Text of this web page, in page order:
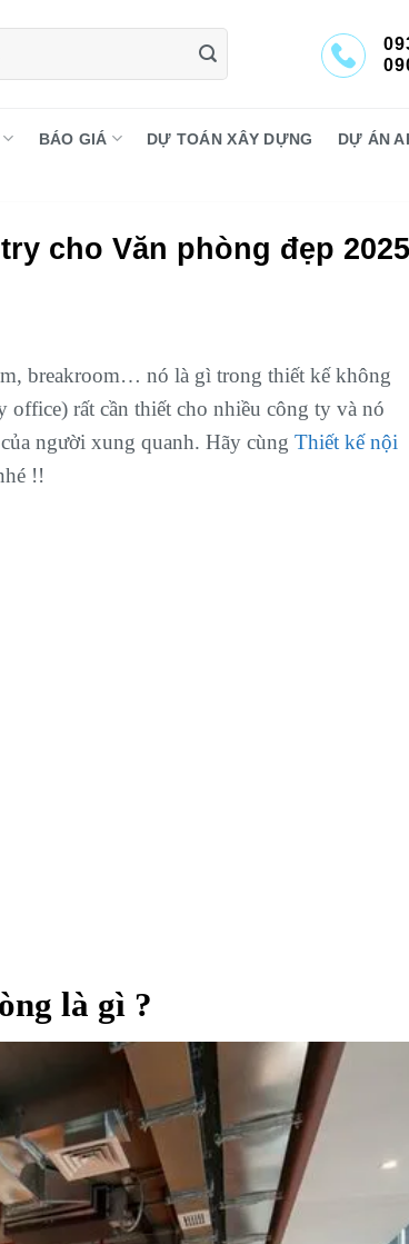
BÁO GIÁ DỰ TOÁN XÂY DỰNG DỰ ÁN
cho Văn phòng đẹp 2025
breakroom… nó là gì trong thiết kế không
rất cần thiết cho nhiều công ty và nó
người xung quanh. Hãy cùng Thiết kế nội
!!
là gì ?